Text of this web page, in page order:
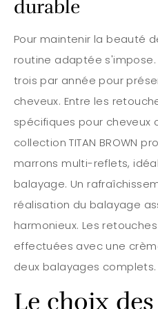
durable
Pour maintenir la beauté
routine adaptée
trois par année pour
cheveux. Entre les
spécifiques pour cheveux
collection TITAN BROWN
marrons multi-reflets,
balayage. Un
réalisation du balayage
harmonieux. Les
effectuées avec une
deux balayages complets.
Le choix